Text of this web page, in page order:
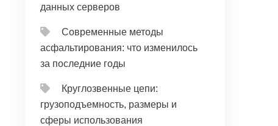
данных серверов
Современные методы
асфальтирования: что изменилось
за последние годы
Круглозвенные цепи:
грузоподъемность, размеры и
сферы использования